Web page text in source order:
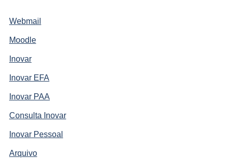
Webmail
Moodle
Inovar
Inovar EFA
Inovar PAA
Consulta Inovar
Inovar Pessoal
Arquivo